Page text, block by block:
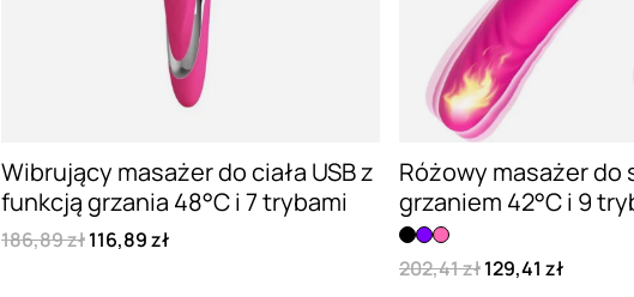
Wibrujący masażer do ciała USB z
funkcją grzania 48°C i 7 trybami
186,89 zł116,89 zł
Różowy masażer do
grzaniem 42°C i 9
202,41 zł129,41 zł